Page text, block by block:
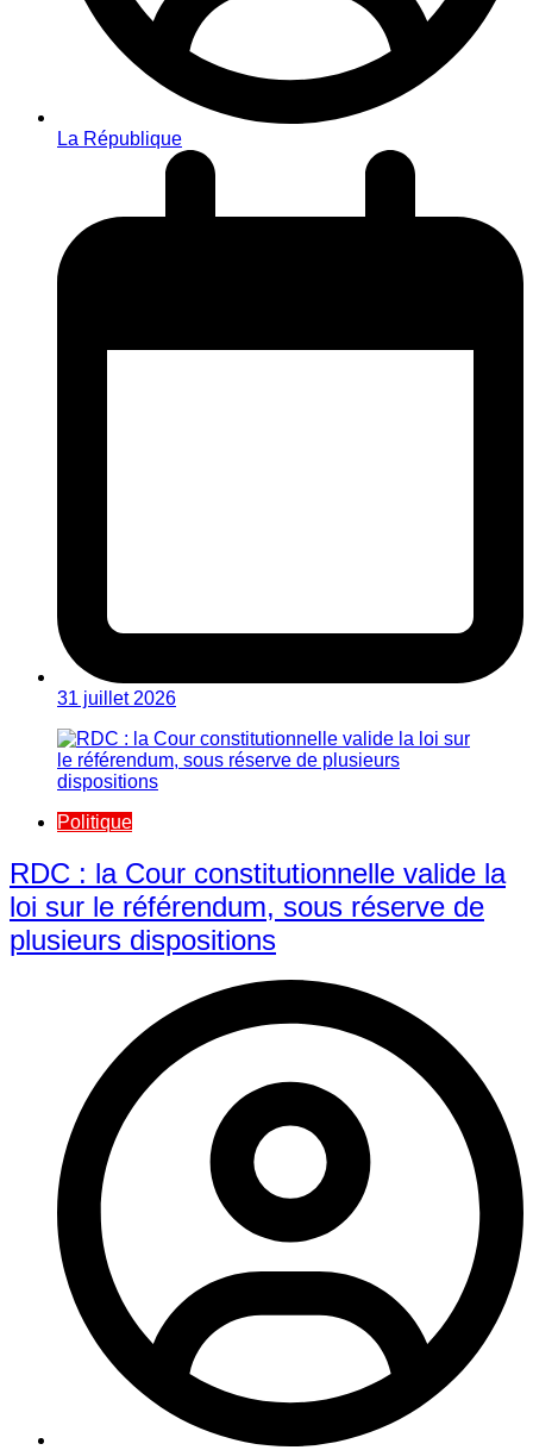
La République
31 juillet 2026
Politique
RDC : la Cour constitutionnelle valide la
loi sur le référendum, sous réserve de
plusieurs dispositions